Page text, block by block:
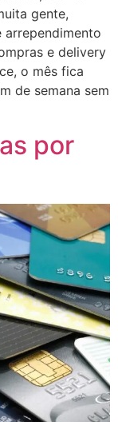
gente,
arrependimento
e delivery
o mês fica
de semana sem
por